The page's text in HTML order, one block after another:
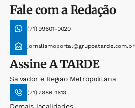
Fale com a Redação
(71) 99601-0020
jornalismoportal@grupoatarde.com.br
AssineA TARDE
Salvador e Região Metropolitana
(71) 2886-1613
Demais localidades